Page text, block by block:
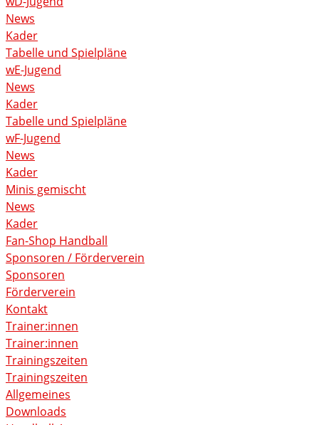
News
Kader
Tabelle und Spielpläne
wE-Jugend
News
Kader
Tabelle und Spielpläne
wF-Jugend
News
Kader
Minis gemischt
News
Kader
Fan-Shop Handball
Sponsoren / Förderverein
Sponsoren
Förderverein
Kontakt
Trainer:innen
Trainer:innen
Trainingszeiten
Trainingszeiten
Allgemeines
Downloads